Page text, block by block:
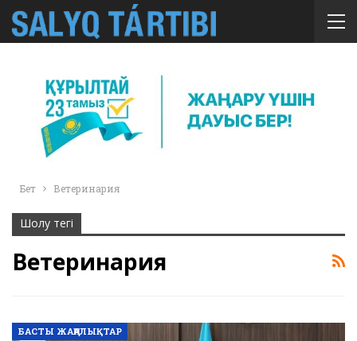
Бет Ветеринария
Шолу тегі
Ветеринария
БАСТЫ ЖАҢАЛЫҚТАР